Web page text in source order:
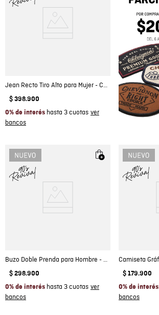
Jean Recto Tiro Alto para Mujer - Colombiamoda
$ 398.900
0% de interés hasta 3 cuotas
Buzo Doble Prenda para Hombre - Colombiamoda
$ 298.900
0% de interés hasta 3 cuotas
$ 179.900
0% de interés